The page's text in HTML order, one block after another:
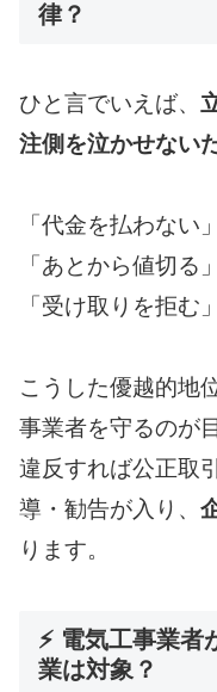
律？
ひと言でいえば、
注側を泣かせない
「代金を払わない」
「あとから値切る」
「受け取りを拒む」
こうした優越的地
事業者を守るのが
違反すれば公正取
導・勧告が入り、
ります。
⚡ 電気工事業
業は対象？